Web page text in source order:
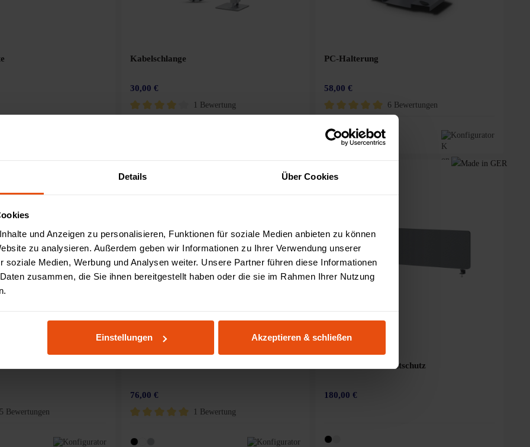
Details Über Cookies
und Anzeigen zu personalisieren, Funktionen für soziale Medien anbieten zu können
zu analysieren. Außerdem geben wir Informationen zu Ihrer Verwendung unserer
soziale Medien, Werbung und Analysen weiter. Unsere Partner führen diese Informationen
zusammen, die Sie ihnen bereitgestellt haben oder die sie im Rahmen Ihrer Nutzung
Einstellungen Akzeptieren & schließen
Kabelschlange
30,00 €
1 Bewertung
PC-Halterung
58,00 €
Durchschnittliche Bewertung von 5 von 5 Sternen
6 Bewertungen
Konfigurator
5 Bewertungen
Konfigurator
76,00 €
1 Bewertung
Konfigurator
MIRA Akustik-Sichtschutz
180,00 €